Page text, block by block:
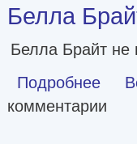
Белла
Белла Брайт не
Подробнее о
комментарии